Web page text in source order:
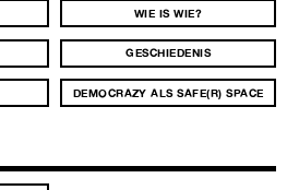
WIE IS WIE?
GESCHIEDENIS
DEMOCRAZY ALS SAFE(R) SPACE